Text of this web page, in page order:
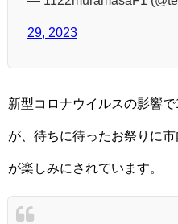
29, 2023
新型コロナウイルスの影響
が、待ちに待ったお祭りに
が楽しみにされています。